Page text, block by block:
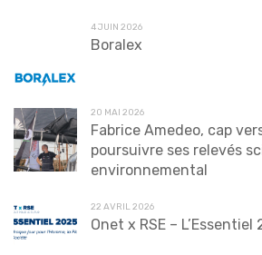
4 JUIN 2026
Boralex
20 MAI 2026
Fabrice Amedeo, cap
poursuivre ses relevés
environnemental
22 AVRIL 2026
Onet x RSE – L’Essentiel